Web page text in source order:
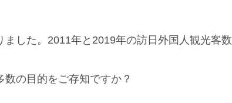
した。2011年と2019年の訪日外国人観光客数
の目的をご存知ですか？